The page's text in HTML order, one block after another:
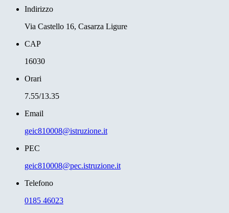
Indirizzo
Via Castello 16, Casarza Ligure
CAP
16030
Orari
7.55/13.35
Email
geic810008@istruzione.it
PEC
geic810008@pec.istruzione.it
Telefono
0185 46023